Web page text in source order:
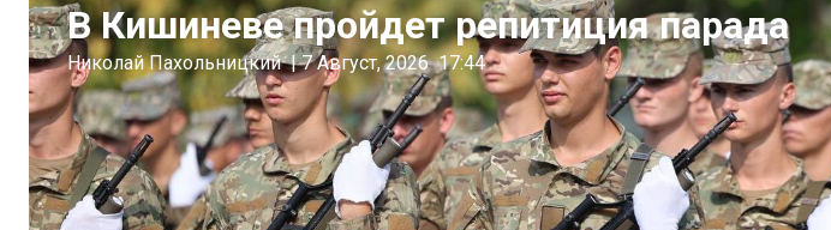
В Кишиневе пройдет репитиция парада
Николай Пахольницкий | 7 Август, 2026 17:44